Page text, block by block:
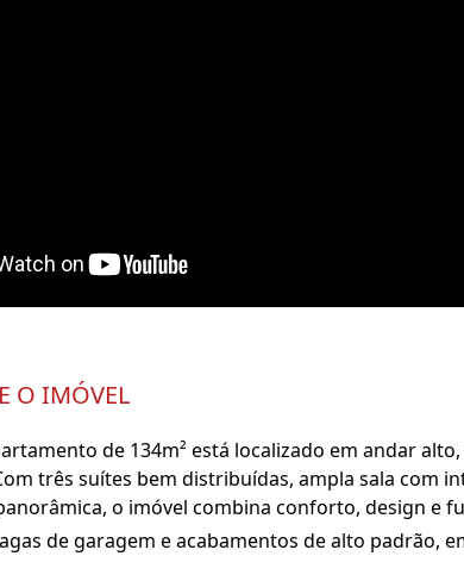
O IMÓVEL
de 134m² está localizado em andar
três suítes bem distribuídas, ampla sala com
o imóvel combina conforto, design e
de garagem e acabamentos de alto padrão,